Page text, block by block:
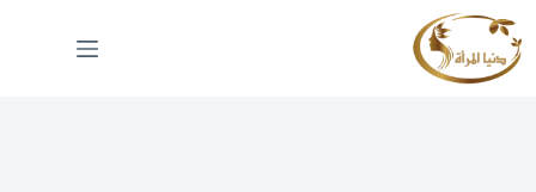
إلى
المحتوى